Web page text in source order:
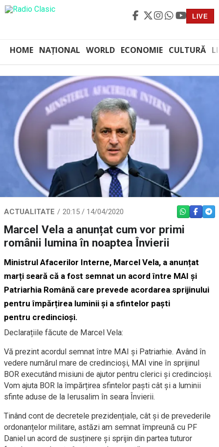
LIVE
HOME NAȚIONAL WORLD ECONOMIE CULTURĂ
ACTUALITATE 20:15 / 14/04/2020 WHATSAPP
Marcel Vela a anunțat cum vor primi
românii lumina în noaptea Învierii
Ministrul Afacerilor Interne, Marcel Vela, a anunțat
marți seară că a fost semnat un acord între MAI și
Patriarhia Română care prevede acordarea sprijinului
pentru împărțirea luminii și a sfintelor paști
pentru credincioși.
Declarațiile făcute de Marcel Vela:
Vă prezint acordul semnat între MAI și Patriarhie. Având în
vedere numărul mare de credincioși, MAI vine în sprijinul
BOR executând misiuni de ajutor pentru clerici și credincioși.
Vom ajuta BOR la împărțirea sfintelor paști cât și a luminii
sfinte aduse de la Ierusalim în seara Învierii.
Tinând cont de decretele prezidențiale, cât și de prevederile
ordonanțelor militare, astăzi am semnat împreună cu PF
Daniel un acord de susținere și sprijin din partea tuturor